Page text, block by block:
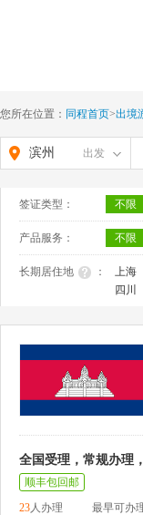
您所在位置： 同程首页>出境
滨州 出发
签证类型： 不限
产品服务： 不限
长期居住地 ： 上海
四川
全国受理，常规办理
顺丰包回邮
23人办理 最早可办